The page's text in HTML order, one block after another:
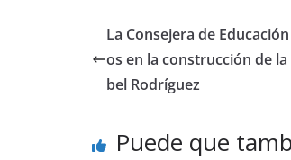
La Consejera de
os en la construcción de la
bel Rodríguez
Puede que